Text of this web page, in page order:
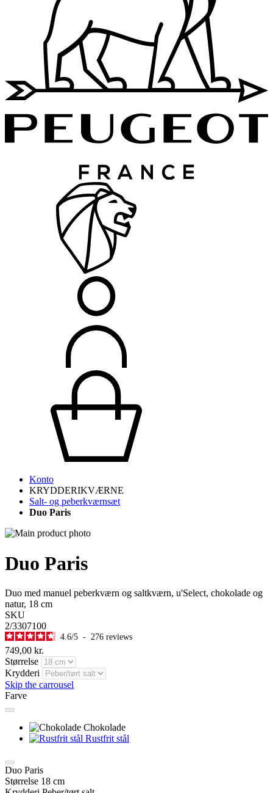
Konto
KRYDDERIKVÆRNE
Salt- og peberkværnsæt
Duo Paris
Duo Paris
Duo med manuel peberkværn og saltkværn, u'Select, chokolade og
natur, 18 cm
SKU
2/3307100
4.6/5 - 276 reviews
749,00 kr.
Størrelse
Krydderi
Skip the carrousel
Farve
Chokolade
Rustfrit stål
Duo Paris
Størrelse 18 cm